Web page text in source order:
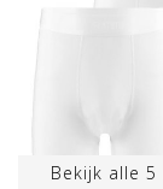
Bekijk alle 5